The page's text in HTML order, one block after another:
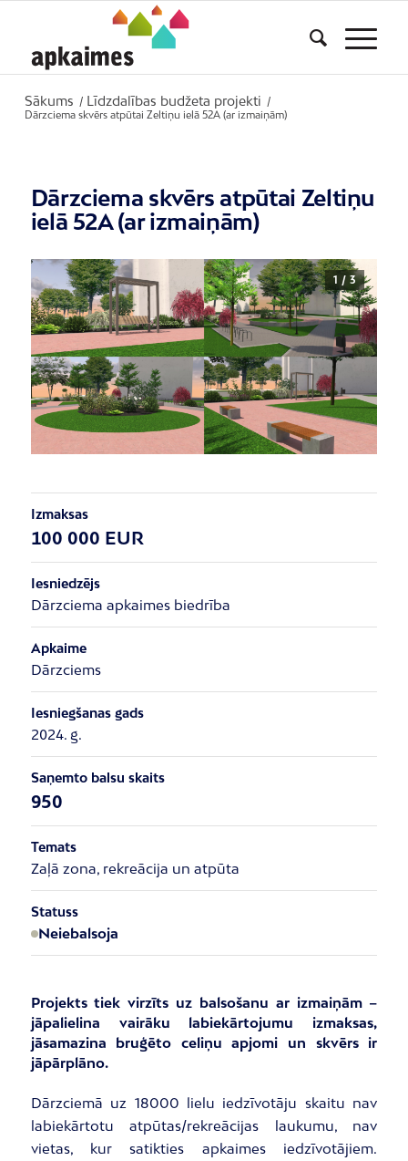
Sākums / Līdzdalības budžeta projekti
/
Dārzciema skvērs atpūtai Zeltiņu ielā 52A (ar izmaiņām)
Dārzciema skvērs atpūtai Zeltiņu
ielā 52A (ar izmaiņām)
1 / 3
Izmaksas
100 000 EUR
Iesniedzējs
Dārzciema apkaimes biedrība
Apkaime
Dārzciems
Iesniegšanas gads
2024. g.
Saņemto balsu skaits
950
Temats
Zaļā zona, rekreācija un atpūta
Statuss
Neiebalsoja
Projekts tiek virzīts uz balsošanu ar izmaiņām –
jāpalielina vairāku labiekārtojumu izmaksas,
jāsamazina bruģēto celiņu apjomi un skvērs ir
jāpārplāno.
Dārzciemā uz 18000 lielu iedzīvotāju skaitu nav
labiekārtotu atpūtas/rekreācijas laukumu, nav
vietas, kur satikties apkaimes iedzīvotājiem.